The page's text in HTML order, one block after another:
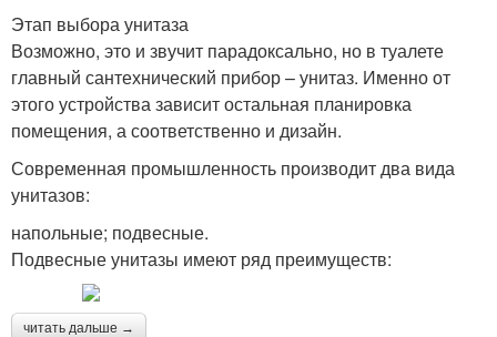
Этап выбора унитаза
Возможно, это и звучит парадоксально, но в туалете
главный сантехнический прибор – унитаз. Именно от
этого устройства зависит остальная планировка
помещения, а соответственно и дизайн.
Современная промышленность производит два вида
унитазов:
напольные; подвесные.
Подвесные унитазы имеют ряд преимуществ:
читать дальше →